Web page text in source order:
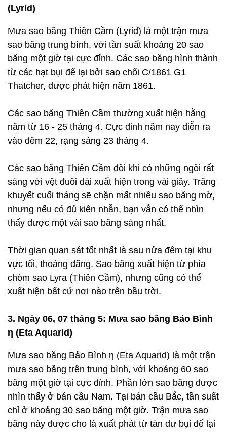
(Lyrid)
Mưa sao băng Thiên Cầm (Lyrid) là một trận mưa
sao băng trung bình, với tần suất khoảng 20 sao
băng một giờ tại cực đỉnh. Các sao băng hình thành
từ các hạt bụi để lại bởi sao chổi C/1861 G1
Thatcher, được phát hiện năm 1861.
Các sao băng Thiên Cầm thường xuất hiện hằng
năm từ 16 - 25 tháng 4. Cực đỉnh năm nay diễn ra
vào đêm 22, rạng sáng 23 tháng 4.
Các sao băng Thiên Cầm đôi khi có những ngôi rất
sáng với vệt đuôi dài xuất hiện trong vài giây. Trăng
khuyết cuối tháng sẽ chặn mất nhiều sao băng mờ,
nhưng nếu có đủ kiên nhẫn, bạn vẫn có thể nhìn
thấy được một vài sao băng sáng nhất.
Thời gian quan sát tốt nhất là sau nửa đêm tại khu
vực tối, thoáng đãng. Sao băng xuất hiện từ phía
chòm sao Lyra (Thiên Cầm), nhưng cũng có thể
xuất hiện bất cứ nơi nào trên bầu trời.
3. Ngày 06, 07 tháng 5: Mưa sao băng Bảo Bình
η (Eta Aquarid)
Mưa sao băng Bảo Bình η (Eta Aquarid) là một trận
mưa sao băng trên trung bình, với khoảng 60 sao
băng một giờ tại cực đỉnh. Phần lớn sao băng được
nhìn thấy ở bán cầu Nam. Tại bán cầu Bắc, tần suất
chỉ ở khoảng 30 sao băng một giờ. Trận mưa sao
băng này được cho là xuất phát từ tàn dư bụi để lại